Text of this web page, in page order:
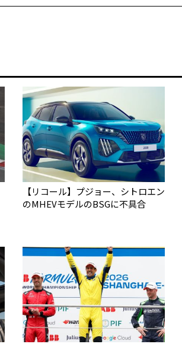
【リコール】プジョー、シトロエン
のMHEVモデルのBSGに不具合